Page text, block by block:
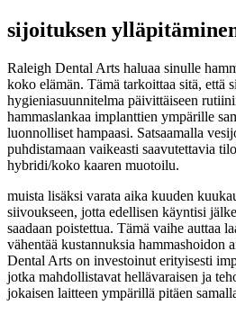
sijoituksen
Raleigh Dental Arts haluaa sinulle
koko elämän. Tämä tarkoittaa sitä, että
hygieniasuunnitelma päivittäiseen
hammaslankaa implanttien ympärille
luonnolliset hampaasi. Satsaamalla
puhdistamaan vaikeasti saavutettavia
hybridi/koko kaaren muotoilu.
muista lisäksi varata aika kuuden
siivoukseen, jotta edellisen käyntisi
saadaan poistettua. Tämä vaihe auttaa
vähentää kustannuksia hammashoidon
Dental Arts on investoinut erityisesti
jotka mahdollistavat hellävaraisen ja
jokaisen laitteen ympärillä pitäen